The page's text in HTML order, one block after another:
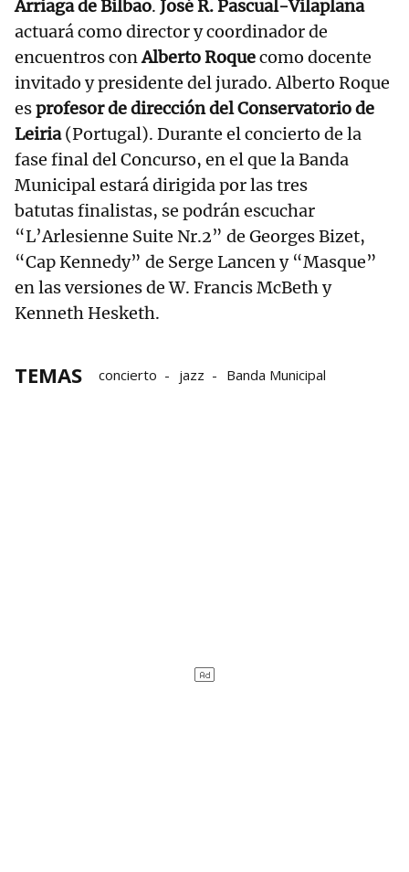
Arriaga de Bilbao. José R. Pascual-Vilaplana
actuará como director y coordinador de
encuentros conAlberto Roquecomo docente
invitado y presidente del jurado. Alberto Roque
esprofesor de dirección del Conservatorio de
Leiria(Portugal). Durante el concierto de la
fase final del Concurso, en el que la Banda
Municipal estará dirigida por las tres
batutas finalistas, se podrán escuchar
“L’Arlesienne Suite Nr.2” de Georges Bizet,
“Cap Kennedy” de Serge Lancen y “Masque”
en las versiones de W. Francis McBeth y
Kenneth Hesketh.
TEMAS concierto jazz Banda Municipal